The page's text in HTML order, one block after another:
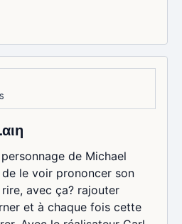
de Michael
le voir prononcer son
avec ça? rajouter
et à chaque fois cette